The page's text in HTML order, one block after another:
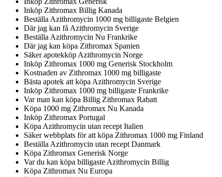
Inköp Zithromax Billig Kanada
Beställa Azithromycin 1000 mg billigaste Belgien
Där jag kan få Azithromycin Sverige
Beställa Azithromycin Nu Frankrike
Där jag kan köpa Zithromax Spanien
Säker apotekköp Azithromycin Norge
Inköp Zithromax 1000 mg Generisk Stockholm
Kostnaden av Zithromax 1000 mg billigaste
Bästa apotek att köpa Azithromycin Sverige
Inköp Zithromax 1000 mg billigaste Frankrike
Var man kan köpa Billig Zithromax Rabatt
Köpa 1000 mg Zithromax Nu Kanada
Inköp Zithromax Portugal
Köpa Azithromycin utan recept Italien
Säker webbplats för att köpa Zithromax 1000 mg Finland
Beställa Azithromycin utan recept Danmark
Köpa Zithromax Generisk Norge
Var du kan köpa billigaste Azithromycin Billig
Köpa Zithromax Nu Europa